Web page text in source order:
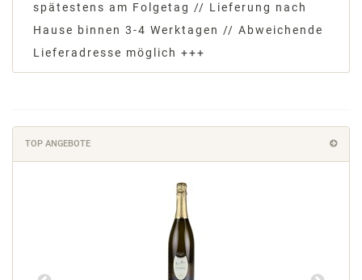
spätestens am Folgetag // Lieferung nach
Hause binnen 3-4 Werktagen // Abweichende
Lieferadresse möglich +++
TOP ANGEBOTE